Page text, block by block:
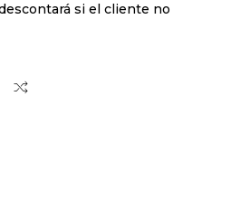
si el cliente no